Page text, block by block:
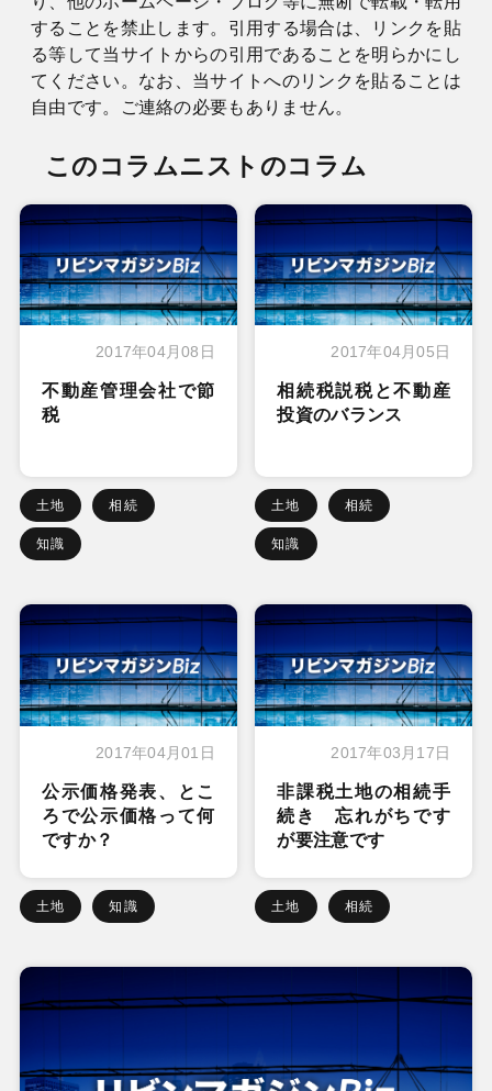
することを禁止します。引用する場合は、リンクを貼
る等して当サイトからの引用であることを明らかにし
てください。なお、当サイトへのリンクを貼ることは
自由です。ご連絡の必要もありません。
このコラムニストのコラム
2017年04月08日
不動産管理会社で節
税
土地 相続
知識
2017年04月05日
相続税説税と不動産
投資のバランス
土地 相続
知識
2017年04月01日
公示価格発表、とこ
ろで公示価格って何
ですか？
土地 知識
2017年03月17日
非課税土地の相続手
続き 忘れがちです
が要注意です
土地 相続